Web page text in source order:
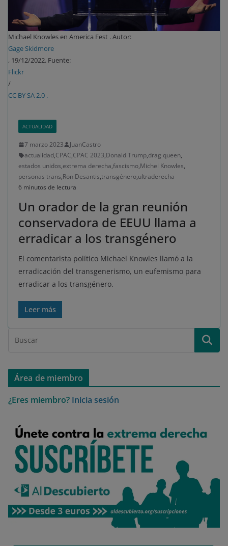
Michael Knowles en America Fest . Autor:
Gage Skidmore
, 19/12/2022. Fuente:
Flickr
/
CC BY SA 2.0 .
ACTUALIDAD
7 marzo 2023
JuanCastro
actualidad,CPAC,CPAC 2023,Donald Trump,drag queen,
estados unidos,extrema derecha,fascismo,Michel Knowles,
personas trans,Ron Desantis,transgénero,ultraderecha
6 minutos de lectura
Un orador de la gran reunión
conservadora de EEUU llama a
erradicar a los transgénero
El comentarista político Michael Knowles llamó a la
erradicación del transgenerismo, un eufemismo para
erradicar a los transgénero.
Leer más
Área de miembro
¿Eres miembro? Inicia sesión